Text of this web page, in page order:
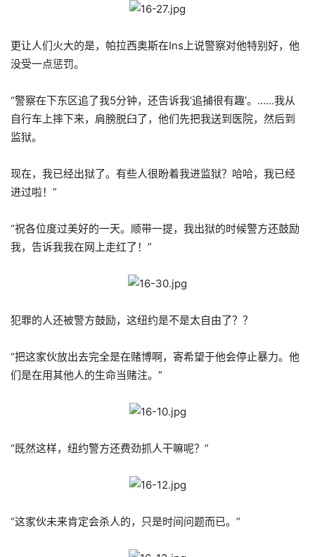
更让人们火大的是，帕拉西奥斯在Ins上说警察对他特别好，他
没受一点惩罚。
“警察在下东区追了我5分钟，还告诉我‘追捕很有趣’。……我从
自行车上摔下来，肩膀脱臼了，他们先把我送到医院，然后到
监狱。
现在，我已经出狱了。有些人很盼着我进监狱？哈哈，我已经
进过啦！”
“祝各位度过美好的一天。顺带一提，我出狱的时候警方还鼓励
我，告诉我我在网上走红了！”
犯罪的人还被警方鼓励，这纽约是不是太自由了？？
“把这家伙放出去完全是在赌博啊，寄希望于他会停止暴力。他
们是在用其他人的生命当赌注。”
“既然这样，纽约警方还费劲抓人干嘛呢？”
“这家伙未来肯定会杀人的，只是时间问题而已。”